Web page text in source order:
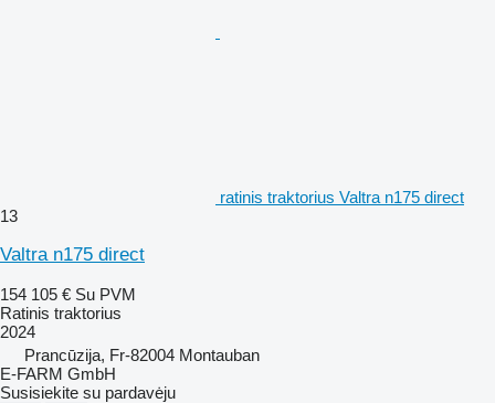
ratinis traktorius Valtra n175 direct
13
Valtra n175 direct
154 105 € Su PVM
Ratinis traktorius
2024
Prancūzija, Fr-82004 Montauban
E-FARM GmbH
Susisiekite su pardavėju